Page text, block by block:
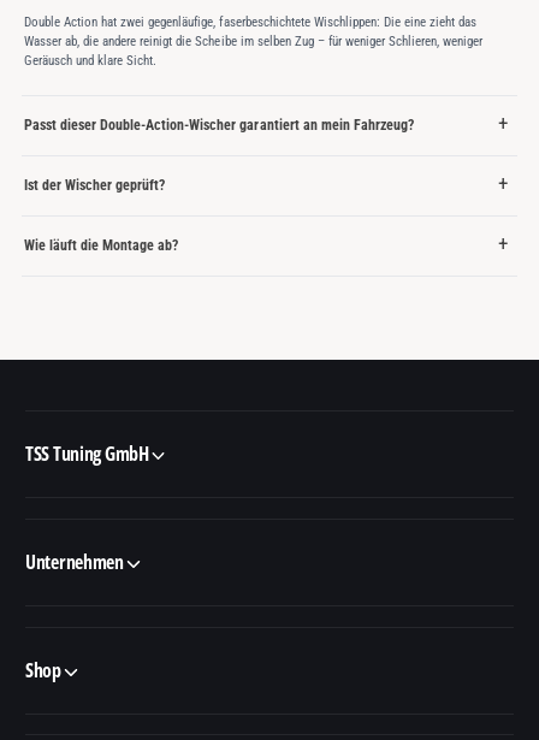
Double Action hat zwei gegenläufige, faserbeschichtete Wischlippen: Die eine zieht das
Wasser ab, die andere reinigt die Scheibe im selben Zug – für weniger Schlieren, weniger
Geräusch und klare Sicht.
Passt dieser Double-Action-Wischer garantiert an mein Fahrzeug?
Ist der Wischer geprüft?
Wie läuft die Montage ab?
TSS Tuning GmbH
Unternehmen
Shop